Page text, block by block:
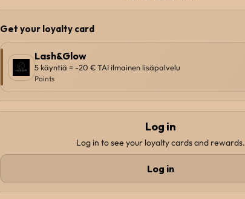
Get your loyalty card
Lash&Glow
5 käyntiä = -20 € TAI ilmainen lisäpalvelu
Points
Log in
Log in to see your loyalty cards and rewards.
Log in